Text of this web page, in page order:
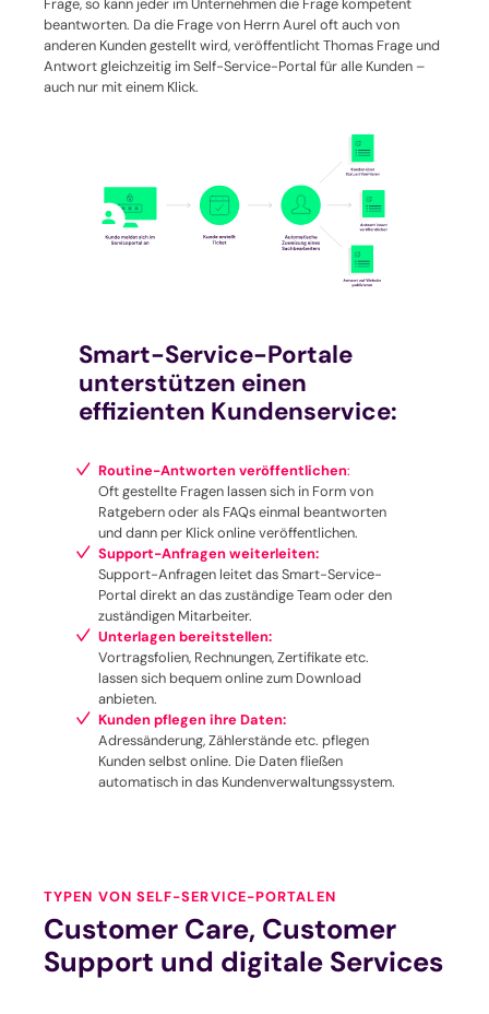
Frage, so kann jeder im Unternehmen die Frage kompetent
beantworten. Da die Frage von Herrn Aurel oft auch von
anderen Kunden gestellt wird, veröffentlicht Thomas Frage und
Antwort gleichzeitig im Self-Service-Portal für alle Kunden –
auch nur mit einem Klick.
Smart-Service-Portale
unterstützen einen
effizienten Kundenservice:
Routine-Antworten veröffentlichen:
Oft gestellte Fragen lassen sich in Form von
Ratgebern oder als FAQs einmal beantworten
und dann per Klick online veröffentlichen.
Support-Anfragen weiterleiten:
Support-Anfragen leitet das Smart-Service-
Portal direkt an das zuständige Team oder den
zuständigen Mitarbeiter.
Unterlagen bereitstellen:
Vortragsfolien, Rechnungen, Zertifikate etc.
lassen sich bequem online zum Download
anbieten.
Kunden pflegen ihre Daten:
Adressänderung, Zählerstände etc. pflegen
Kunden selbst online. Die Daten fließen
automatisch in das Kundenverwaltungssystem.
TYPEN VON SELF-SERVICE-PORTALEN
Customer Care, Customer
Support und digitale Services